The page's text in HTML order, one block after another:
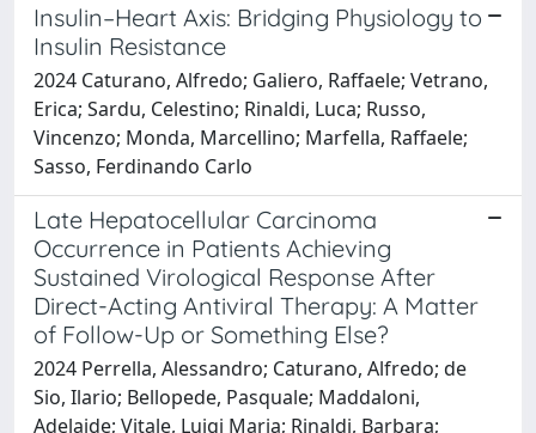
Insulin–Heart Axis: Bridging Physiology to
Insulin Resistance
2024 Caturano, Alfredo; Galiero, Raffaele; Vetrano,
Erica; Sardu, Celestino; Rinaldi, Luca; Russo,
Vincenzo; Monda, Marcellino; Marfella, Raffaele;
Sasso, Ferdinando Carlo
Late Hepatocellular Carcinoma
Occurrence in Patients Achieving
Sustained Virological Response After
Direct-Acting Antiviral Therapy: A Matter
of Follow-Up or Something Else?
2024 Perrella, Alessandro; Caturano, Alfredo; de
Sio, Ilario; Bellopede, Pasquale; Maddaloni,
Adelaide; Vitale, Luigi Maria; Rinaldi, Barbara;